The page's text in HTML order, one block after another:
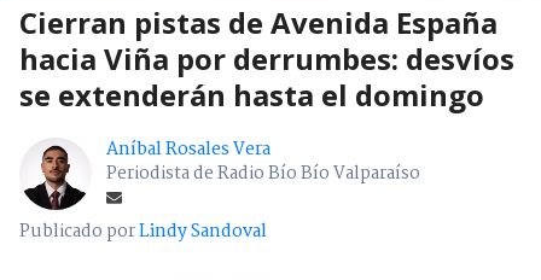
Cierran pistas de Avenida España
hacia Viña por derrumbes: desvíos
se extenderán hasta el domingo
Aníbal Rosales Vera
Periodista de Radio Bío Bío Valparaíso
Publicado porLindy Sandoval